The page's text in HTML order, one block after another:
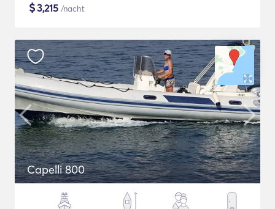
$3,215 /nacht
Capelli 800